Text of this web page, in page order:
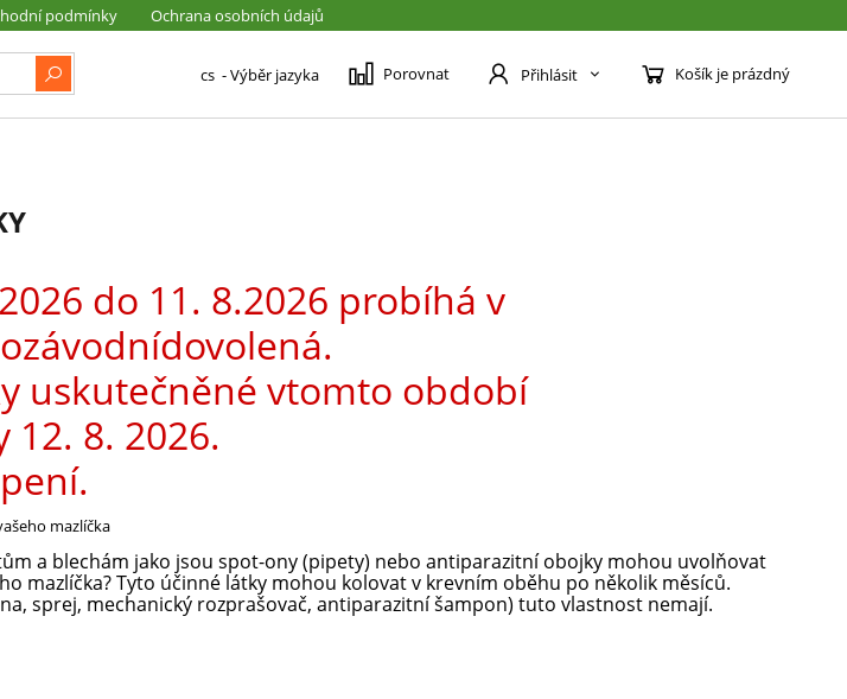
podmínky Ochrana osobních údajů
cs - Výběr jazyka Porovnat Přihlásit Košík je prázdný
do 11. 8.2026 probíhá v
uskutečněné vtomto období
8. 2026.
mazlíčka
a blechám jako jsou spot-ony (pipety) nebo antiparazitní obojky mohou uvolňovat
mazlíčka? Tyto účinné látky mohou kolovat v krevním oběhu po několik měsíců.
sprej, mechanický rozprašovač, antiparazitní šampon) tuto vlastnost nemají.